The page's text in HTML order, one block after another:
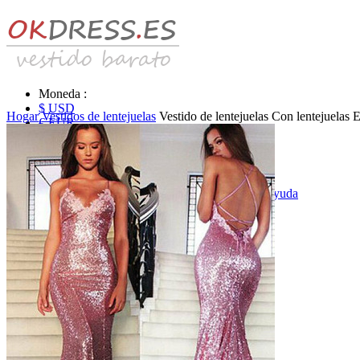
Moneda :
$ USD
€ EUR
£ GBP
₣ CHF
$ CAD
|Identificarse & Registrarse |Obtener la contraseña |Ayuda
Mensaje
Carro (0)
Vestidos de novia
Vestido de novia liquidación y venta
Vestidos de novia vendimia
Hogar Vestidos de lentejuelas Vestido de lentejuelas Con lentejuelas